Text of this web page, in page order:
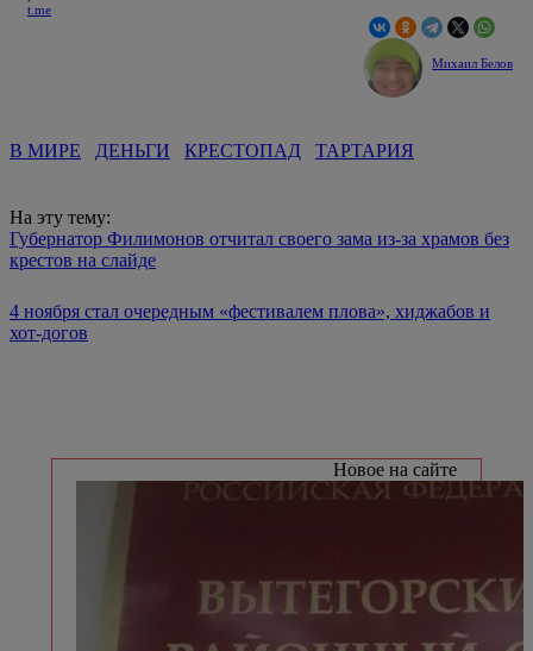
t.me
Михаил Белов
В МИРЕ ДЕНЬГИ КРЕСТОПАД ТАРТАРИЯ
На эту тему:
Губернатор Филимонов отчитал своего зама из-за храмов без
крестов на слайде
4 ноября стал очередным «фестивалем плова», хиджабов и
хот-догов
Новое на сайте